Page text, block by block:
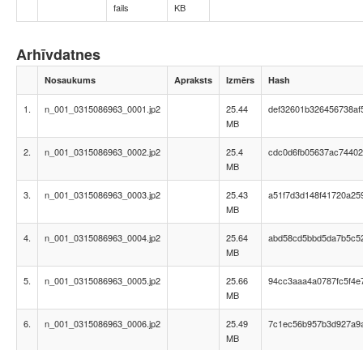
fails
KB
Arhīvdatnes
Nosaukums Apraksts Izmērs Hash
1. n_001_0315086963_0001.jp2
25.44
MB
2. n_001_0315086963_0002.jp2
25.4
MB
3. n_001_0315086963_0003.jp2
25.43
MB
4. n_001_0315086963_0004.jp2
25.64
MB
5. n_001_0315086963_0005.jp2
25.66
MB
6. n_001_0315086963_0006.jp2
25.49
MB